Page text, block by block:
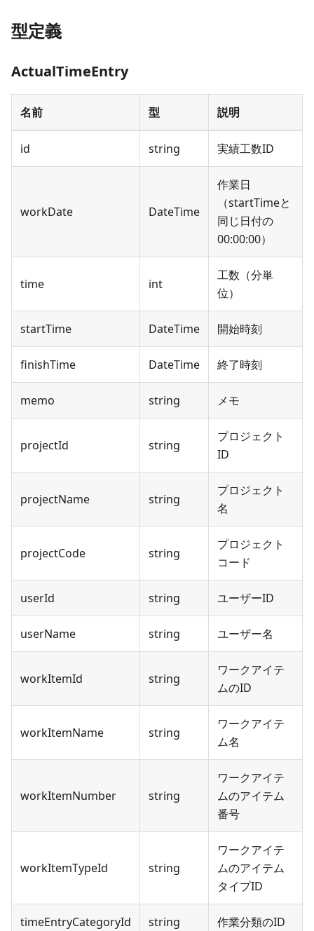
型定義
ActualTimeEntry
名前 型 説明
id string 実績工数ID
workDate DateTime
作業日
（startTimeと
同じ日付の
00:00:00）
time int
工数（分単
位）
startTime DateTime 開始時刻
finishTime DateTime 終了時刻
memo string メモ
projectId string
プロジェクト
ID
projectName string
プロジェクト
名
projectCode string
プロジェクト
コード
userId string ユーザーID
userName string ユーザー名
workItemId string
ワークアイテ
ムのID
workItemName string
ワークアイテ
ム名
workItemNumber string
ワークアイテ
ムのアイテム
番号
workItemTypeId string
ワークアイテ
ムのアイテム
タイプID
timeEntryCategoryId string 作業分類のID